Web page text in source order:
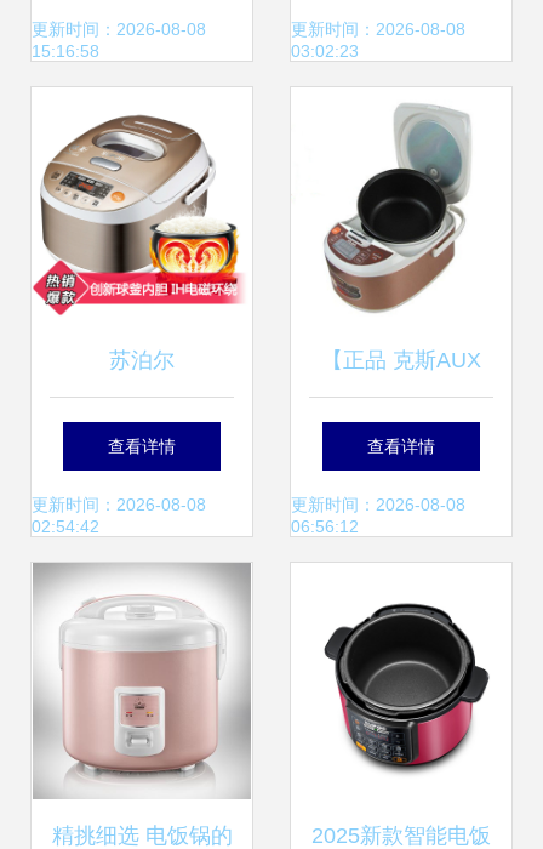
身材大功能，一家
更新时间：2026-08-08
15:16:58
靠谱的供应商与优
质产品
更新时间：2026-08-08
03:02:23
苏泊尔
CFXB50HC4A-120
球釜电饭煲 IH电磁
加热，演绎柴火饭
的匠心滋味
查看详情
更新时间：2026-08-08
02:54:42
【正品 克斯AUX
IH智能电饭煲/电饭
锅 韩式不粘锅 3L
格,厂家,图片,电饭
煲/电饭锅,义乌市
查看详情
更新时间：2026-08-08
06:56:12
精挑细选 电饭锅的 2025新款智能电饭